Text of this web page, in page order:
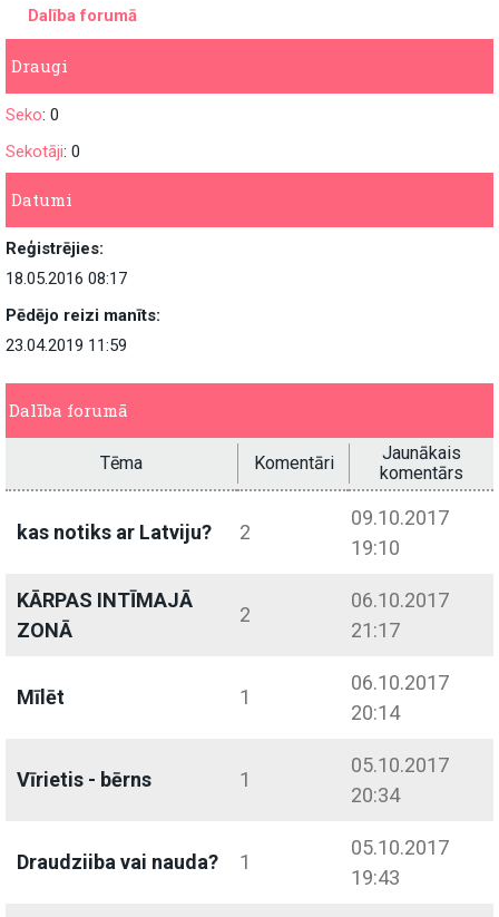
Dalība forumā
Draugi
Seko: 0
Sekotāji: 0
Datumi
Reģistrējies:
18.05.2016 08:17
Pēdējo reizi manīts:
23.04.2019 11:59
Dalība forumā
Tēma Komentāri
Jaunākais
komentārs
kas notiks ar Latviju? 2
09.10.2017
19:10
KĀRPAS INTĪMAJĀ
ZONĀ
2
06.10.2017
21:17
Mīlēt 1
06.10.2017
20:14
Vīrietis - bērns 1
05.10.2017
20:34
Draudziiba vai nauda? 1
05.10.2017
19:43